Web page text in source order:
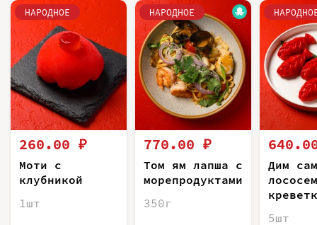
НАРОДНОЕ
260.00 ₽
Моти с
клубникой
1шт
НАРОДНОЕ
770.00 ₽
Том ям лапша с
морепродуктами
350г
Дим
5шт